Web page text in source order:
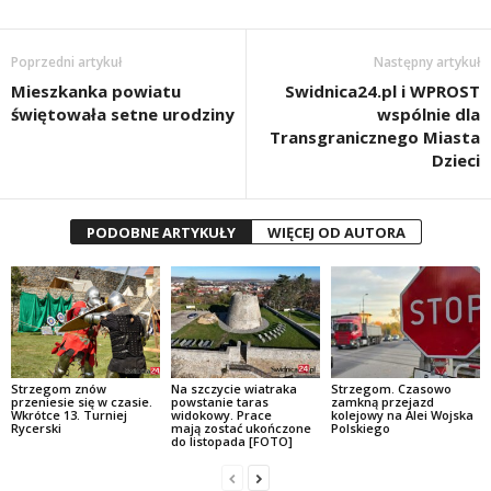
Poprzedni artykuł
Mieszkanka powiatu
świętowała setne urodziny
Następny artykuł
Swidnica24.pl i WPROST
wspólnie dla
Transgranicznego Miasta
Dzieci
PODOBNE ARTYKUŁY WIĘCEJ OD AUTORA
Strzegom znów
przeniesie się w czasie.
Wkrótce 13. Turniej
Rycerski
Na szczycie wiatraka
powstanie taras
widokowy. Prace
mają zostać ukończone
do listopada [FOTO]
Strzegom. Czasowo
zamkną przejazd
kolejowy na Alei Wojska
Polskiego